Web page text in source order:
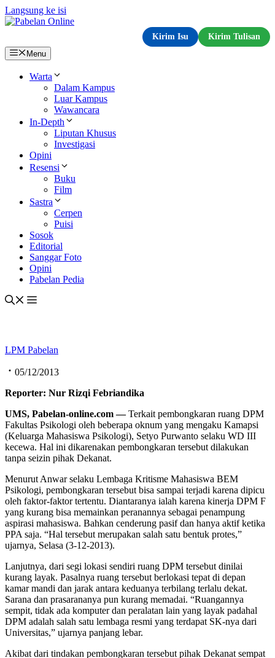
Langsung ke isi
Kirim Isu
Kirim Tulisan
Menu
Warta
Dalam Kampus
Luar Kampus
Wawancara
In-Depth
Liputan Khusus
Investigasi
Opini
Resensi
Buku
Film
Sastra
Cerpen
Puisi
Sosok
Editorial
Sanggar Foto
Opini
Pabelan Pedia
LPM Pabelan
05/12/2013
Reporter: Nur Rizqi Febriandika
UMS, Pabelan-online.com —Terkait pembongkaran ruang DPM
Fakultas Psikologi oleh beberapa oknum yang mengaku Kamapsi
(Keluarga Mahasiswa Psikologi), Setyo Purwanto selaku WD III
kecewa. Hal ini dikarenakan pembongkaran tersebut dilakukan
tanpa seizin pihak Dekanat.
Menurut Anwar selaku Lembaga Kritisme Mahasiswa BEM
Psikologi, pembongkaran tersebut bisa sampai terjadi karena dipicu
oleh faktor-faktor tertentu. Diantaranya ialah karena kinerja DPM F
yang kurang bisa memainkan peranannya sebagai penampung
aspirasi mahasiswa. Bahkan cenderung pasif dan hanya aktif ketika
PPA saja. “Hal tersebut merupakan salah satu bentuk protes,”
ujarnya, Selasa (3-12-2013).
Lanjutnya, dari segi lokasi sendiri ruang DPM tersebut dinilai
kurang layak. Pasalnya ruang tersebut berlokasi tepat di depan
kamar mandi dan jarak antara keduanya terbilang terlalu dekat.
Sarana dan prasarananya pun kurang memadai. “Ruangannya
sempit, tidak ada komputer dan peralatan lain yang layak padahal
DPM adalah salah satu lembaga resmi yang terdapat SK-nya dari
Universitas,” ujarnya panjang lebar.
Akibat dari tindakan pembongkaran tersebut pihak Dekanat sempat